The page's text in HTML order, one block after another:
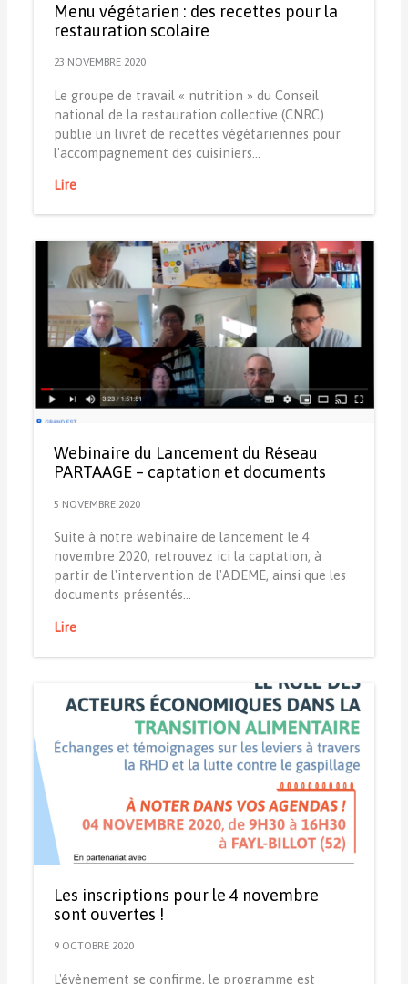
Menu végétarien : des recettes pour la
restauration scolaire
23 NOVEMBRE 2020
Le groupe de travail « nutrition » du Conseil
national de la restauration collective (CNRC)
publie un livret de recettes végétariennes pour
l'accompagnement des cuisiniers…
Lire
Webinaire du Lancement du Réseau
PARTAAGE – captation et documents
5 NOVEMBRE 2020
Suite à notre webinaire de lancement le 4
novembre 2020, retrouvez ici la captation, à
partir de l'intervention de l'ADEME, ainsi que les
documents présentés…
Lire
Les inscriptions pour le 4 novembre
sont ouvertes !
9 OCTOBRE 2020
L'évènement se confirme, le programme est